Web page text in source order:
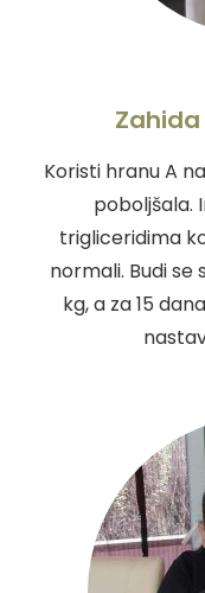
Koristi hranu A
poboljšala.
trigliceridima
normali. Budi se
kg, a za 15